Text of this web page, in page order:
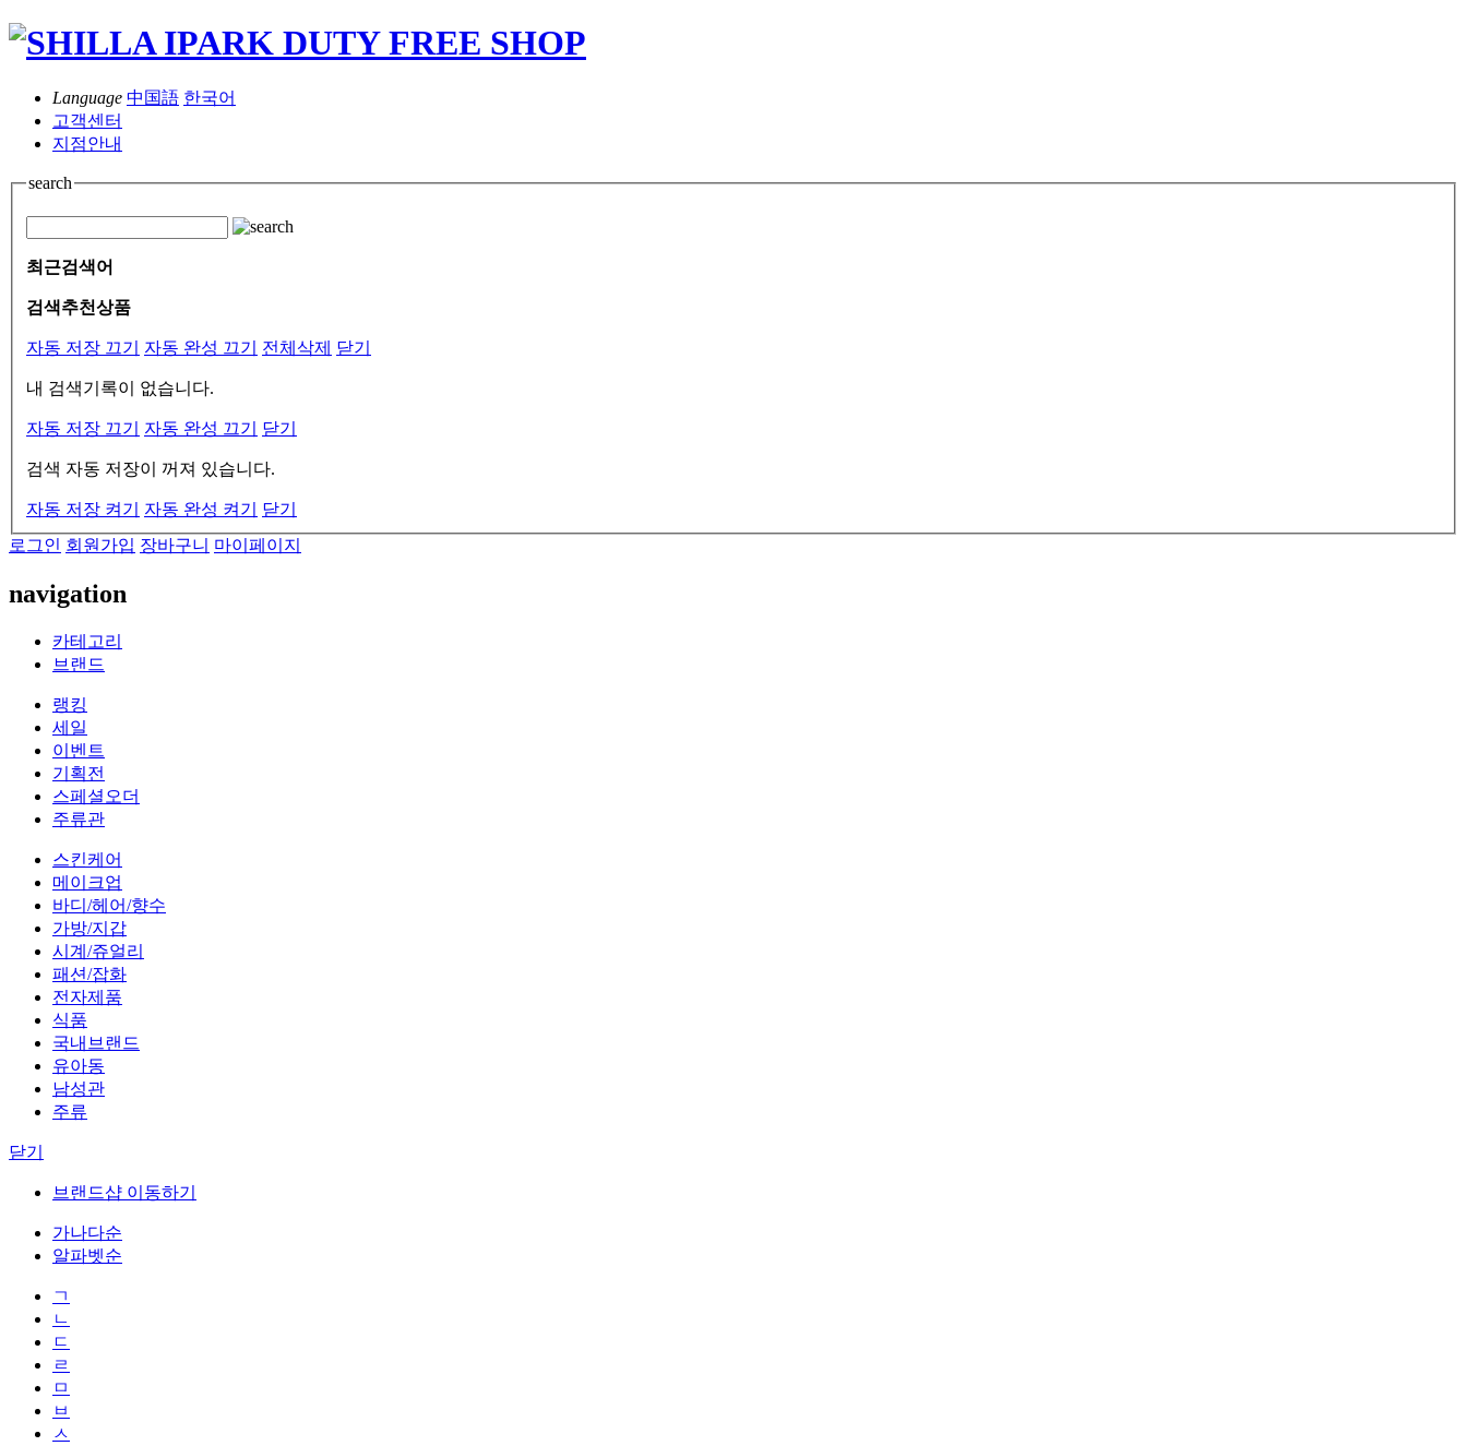
Language 中国語 한국어
고객센터
지점안내
search
최근검색어
검색추천상품
자동 저장 끄기 자동 완성 끄기 전체삭제 닫기
내 검색기록이 없습니다.
자동 저장 끄기 자동 완성 끄기 닫기
검색 자동 저장이 꺼져 있습니다.
자동 저장 켜기 자동 완성 켜기
닫기
로그인 회원가입 장바구니 마이페이지
navigation
카테고리
브랜드
랭킹
세일
이벤트
기획전
스페셜오더
주류관
스킨케어
메이크업
바디/헤어/향수
가방/지갑
시계/쥬얼리
패션/잡화
전자제품
식품
국내브랜드
유아동
남성관
주류
닫기
브랜드샵 이동하기
가나다순
알파벳순
ㄱ
ㄴ
ㄷ
ㄹ
ㅁ
ㅂ
ㅅ